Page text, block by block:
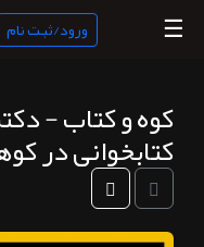
منبع
ناب
☰ ورود/ثبت نام
کوه و کتاب -
کتابخوانی در